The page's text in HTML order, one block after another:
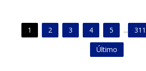
1 2 3 4 5 ... 311
Último